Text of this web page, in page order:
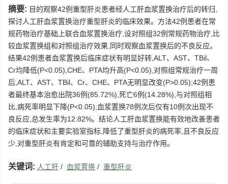
摘要: 目的观察42例重型肝炎患者经人工肝血浆置换治疗后的转归,
探讨人工肝血浆置换治疗重型肝炎的临床效果。方法42例患者在常
规药物治疗基础上联合血浆置换治疗,设对照组32例常规药物治疗,比
较血浆置换组和对照组治疗效果,同时观察血浆置换后的不良反应。
结果42例患者血浆置换后临床症状有明显好转,ALT、AST、TBil、
Cr均降低(P<0.05),CHE、PTA均升高(P<0.05),对照组常规治疗一周
后,ALT、AST、TBil、Cr、CHE、PTA无明显改变(P>0.05);42例患
者最终基本治愈出院36例(85.72%),死亡6例(14.28%),与对照组相
比,病死率明显下降(P<0.05);血浆置换78例次后仅有10例次出现不
良反应,总发生率为12.82%。结论人工肝血浆置换能有效地改善患者
的临床症状和主要实验室指标,降低了重型肝炎的病死率,且不良反应
少,对重型肝炎有肯定和可靠的辅助支持与治疗作用。
关键词: 人工肝 / 血浆置换 / 重型肝炎